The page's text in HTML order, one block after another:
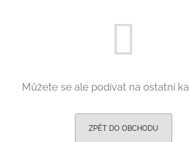
Můžete se ale podívat na ostatní
ZPĚT DO OBCHODU